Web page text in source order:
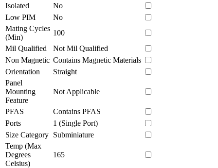
Isolated
No
Low PIM
No
Mating Cycles
(Min)
100
Mil Qualified
Not Mil Qualified
Non Magnetic Contains Magnetic Materials
Orientation
Straight
Panel
Mounting
Feature
Not Applicable
PFAS
Contains PFAS
Ports
1 (Single Port)
Size Category Subminiature
Temp (Max
Degrees
Celsius)
165